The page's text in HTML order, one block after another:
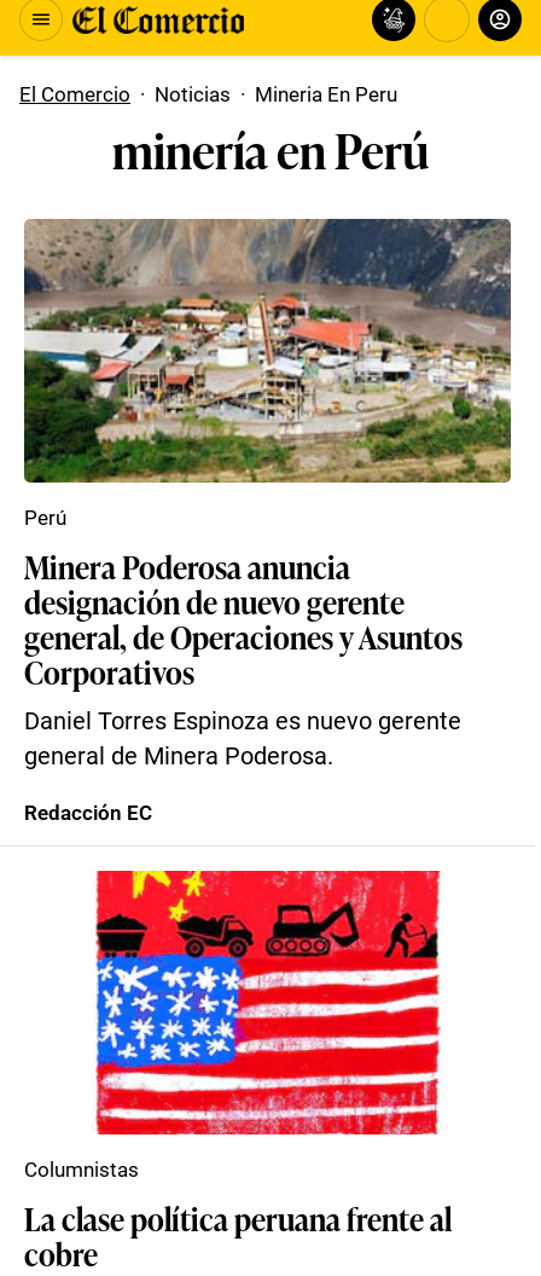
El Comercio · Noticias · Mineria En Peru
minería en Perú
Minera Poderosa anuncia
designación de nuevo gerente
general, de Operaciones y Asuntos
Corporativos
Daniel Torres Espinoza es nuevo gerente
general de Minera Poderosa.
Perú
Redacción EC
La clase política peruana frente al
cobre
Columnistas